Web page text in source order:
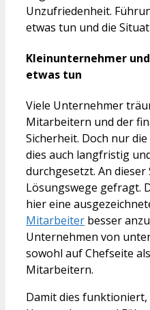
Unzufriedenheit.
etwas tun und die
Kleinunternehmer
etwas tun
Viele Unternehmer
Mitarbeitern und der
Sicherheit. Doch nur
dies auch langfristig
durchgesetzt. An dieser
Lösungswege gefragt.
hier eine
Mitarbeiter besser
Unternehmen von
sowohl auf Chefseite
Mitarbeitern.
Damit dies funktioniert,